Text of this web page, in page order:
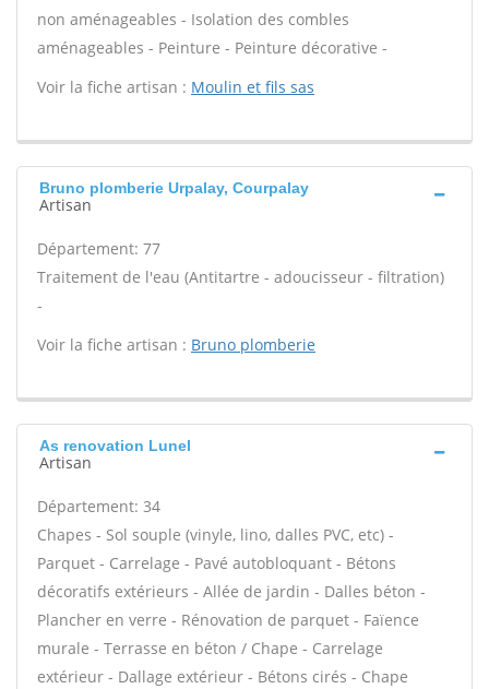
non aménageables - Isolation des combles
aménageables - Peinture - Peinture décorative -
Voir la fiche artisan : Moulin et fils sas
Bruno plomberie Urpalay, Courpalay
Artisan
Département: 77
Traitement de l'eau (Antitartre - adoucisseur - filtration)
-
Voir la fiche artisan : Bruno plomberie
As renovation Lunel
Artisan
Département: 34
Chapes - Sol souple (vinyle, lino, dalles PVC, etc) -
Parquet - Carrelage - Pavé autobloquant - Bétons
décoratifs extérieurs - Allée de jardin - Dalles béton -
Plancher en verre - Rénovation de parquet - Faïence
murale - Terrasse en béton / Chape - Carrelage
extérieur - Dallage extérieur - Bétons cirés - Chape